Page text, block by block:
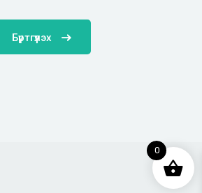
Бүртгүүлэх
0